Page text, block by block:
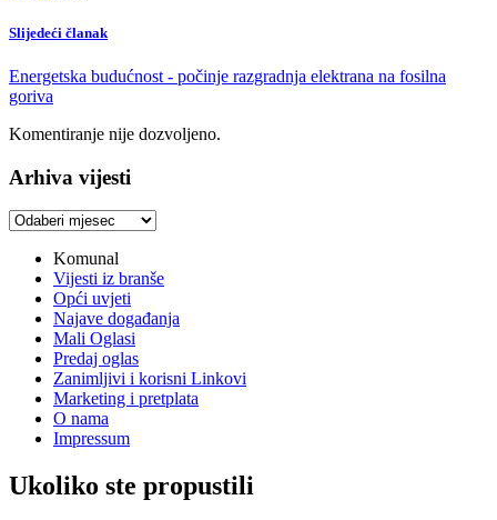
Slijedeći članak
Energetska budućnost - počinje razgradnja elektrana na fosilna
goriva
Komentiranje nije dozvoljeno.
Arhiva vijesti
Arhiva
Komunal
Vijesti iz branše
Opći uvjeti
Najave događanja
Mali Oglasi
Predaj oglas
Zanimljivi i korisni Linkovi
Marketing i pretplata
O nama
Impressum
Ukoliko ste propustili